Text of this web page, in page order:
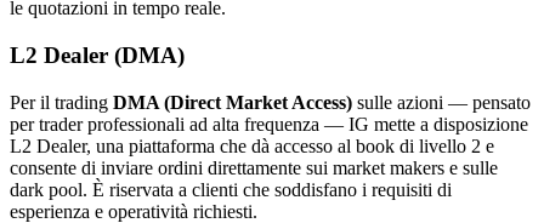
le quotazioni in tempo reale.
L2 Dealer (DMA)
Per il trading DMA (Direct Market Access) sulle azioni — pensato
per trader professionali ad alta frequenza — IG mette a disposizione
L2 Dealer, una piattaforma che dà accesso al book di livello 2 e
consente di inviare ordini direttamente sui market makers e sulle
dark pool. È riservata a clienti che soddisfano i requisiti di
esperienza e operatività richiesti.